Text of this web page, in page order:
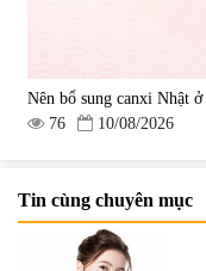
Nên bổ sung canxi Nhật
76
10/08/2026
Tin cùng chuyên mục